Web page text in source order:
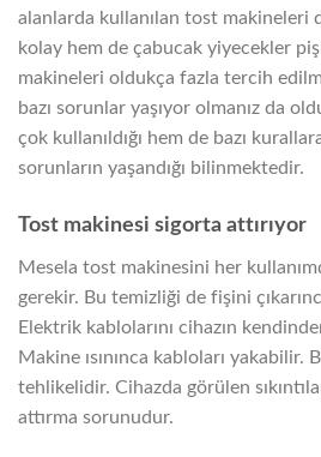
alanlarda kullanılan tost makineleri
kolay hem de çabucak yiyecekler
makineleri oldukça fazla tercih
bazı sorunlar yaşıyor olmanız da
çok kullanıldığı hem de bazı
sorunların yaşandığı bilinmektedir.
Tost makinesi sigorta attırıyor
Mesela tost makinesini her
gerekir. Bu temizliği de fişini
Elektrik kablolarını cihazın
Makine ısınınca kabloları yakabilir.
tehlikelidir. Cihazda görülen
attırma sorunudur.